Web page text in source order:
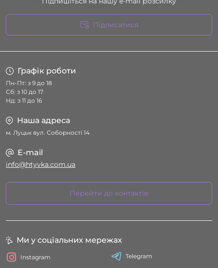
Підписатися
Графік роботи
Пн-Пт: з 9 до 18
Сб: з 10 до 17
Нд: з 11 до 16
Наша адреса
м. Луцьк вул. Соборності 14
E-mail
info@htyvka.com.ua
Перейти до контактів
Ми у соціальних мережах
Instagram Telegram